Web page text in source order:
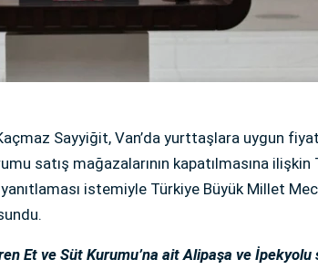
Sayyiğit, Van’da yurttaşlara uygun
satış mağazalarının kapatılmasına ilişkin
yanıtlaması istemiyle Türkiye Büyük Millet
Et ve Süt Kurumu’na ait Alipaşa ve İpekyolu